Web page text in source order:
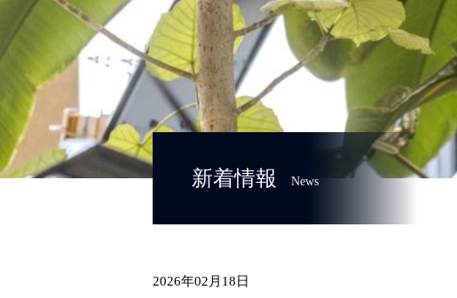
新着情報 News
2026年02月18日